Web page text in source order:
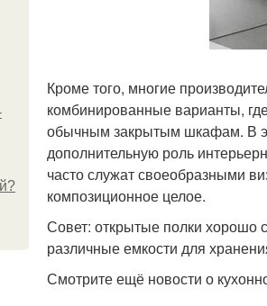
Кроме того, многие
комбинированные варианты,
обычным закрытым шкафам. В
дополнительную роль
часто служат своеобразными
композиционное целое.
Совет: открытые полки хорошо
различные емкости для
Смотрите ещё новости о